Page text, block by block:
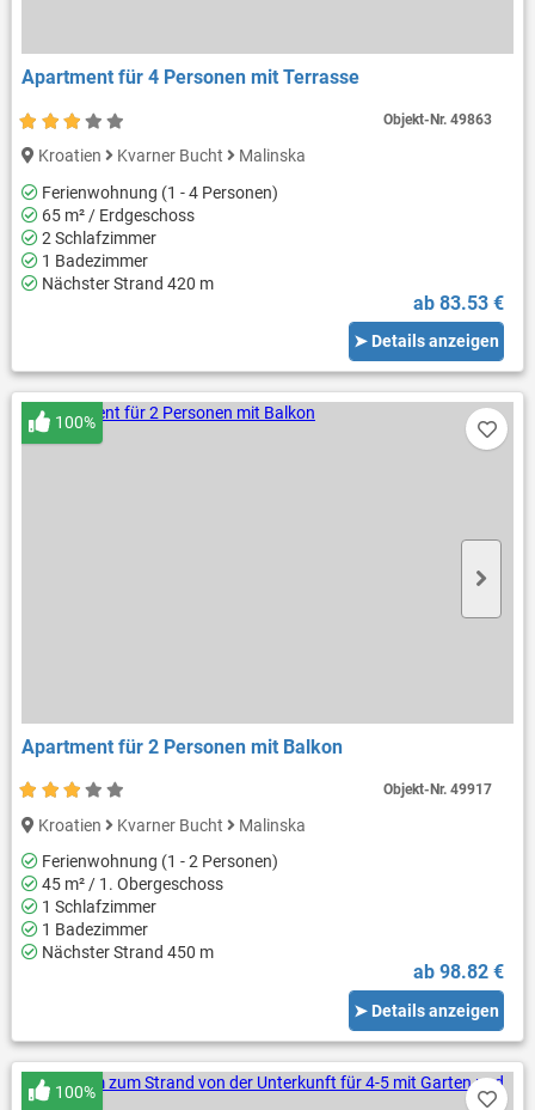
Apartment für 4 Personen mit Terrasse
Kroatien Kvarner Bucht
Malinska
Ferienwohnung (1 - 4 Personen)
65 m² / Erdgeschoss
2 Schlafzimmer
1 Badezimmer
Nächster Strand 420 m
ab 83.53 €
➤ Details anzeigen
Objekt-Nr.49863
Apartment für 2 Personen mit Balkon
100%
Kroatien Kvarner Bucht
Malinska
Ferienwohnung (1 - 2 Personen)
45 m² / 1. Obergeschoss
1 Schlafzimmer
1 Badezimmer
Nächster Strand 450 m
ab 98.82 €
➤ Details anzeigen
Objekt-Nr.49917
100%